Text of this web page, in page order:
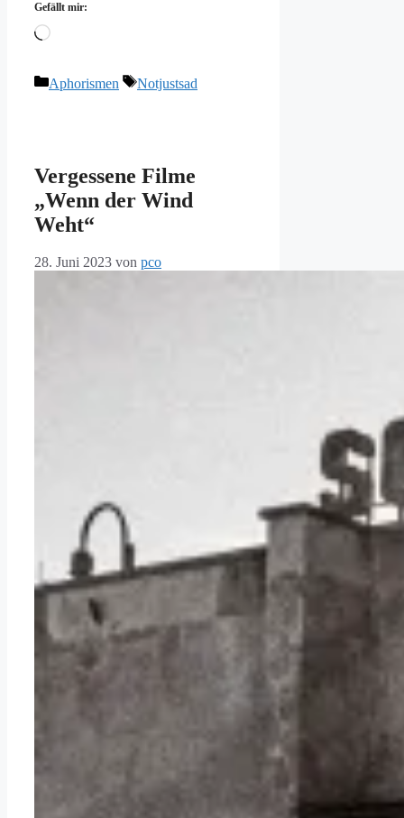
Gefällt mir:
Wird
Kategorien
Aphorismen Schlagwörter
Notjustsad
Vergessene Filme
„Wenn der Wind
Weht“
28. Juni 2023 von pco